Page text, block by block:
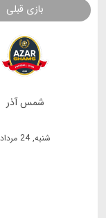
بازی قبلی
شمس آذر
شنبه, 24 مرداد